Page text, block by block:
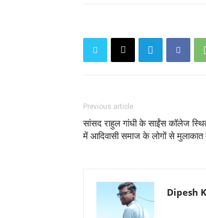
Previous article
सांसद राहुल गांधी के साईंस कॉलेज
में आदिवासी समाज के लोगों से मुलाकात
Dipesh